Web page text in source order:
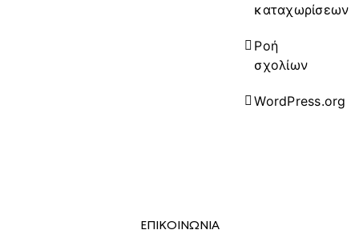
καταχωρίσεων
Ροή
σχολίων
WordPress.org
ΕΠΙΚΟΙΝΩΝΙΑ